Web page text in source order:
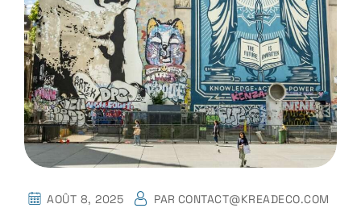
AOÛT 8, 2025 PAR CONTACT@KREADECO.COM